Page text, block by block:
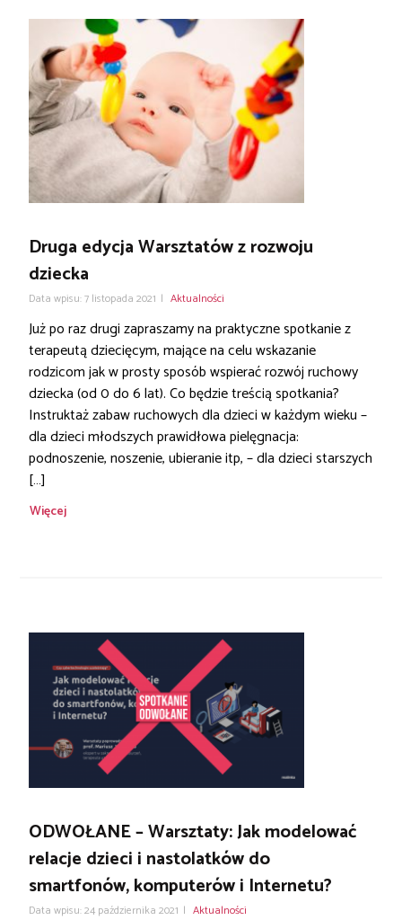
Druga edycja Warsztatów z rozwoju
dziecka
Data wpisu: 7 listopada 2021 | Aktualności
Już po raz drugi zapraszamy na praktyczne spotkanie z
terapeutą dziecięcym, mające na celu wskazanie
rodzicom jak w prosty sposób wspierać rozwój ruchowy
dziecka (od 0 do 6 lat). Co będzie treścią spotkania?
Instruktaż zabaw ruchowych dla dzieci w każdym wieku –
dla dzieci młodszych prawidłowa pielęgnacja:
podnoszenie, noszenie, ubieranie itp, – dla dzieci starszych
[…]
Więcej
ODWOŁANE – Warsztaty: Jak modelować
relacje dzieci i nastolatków do
smartfonów, komputerów i Internetu?
Data wpisu: 24 października 2021 | Aktualności